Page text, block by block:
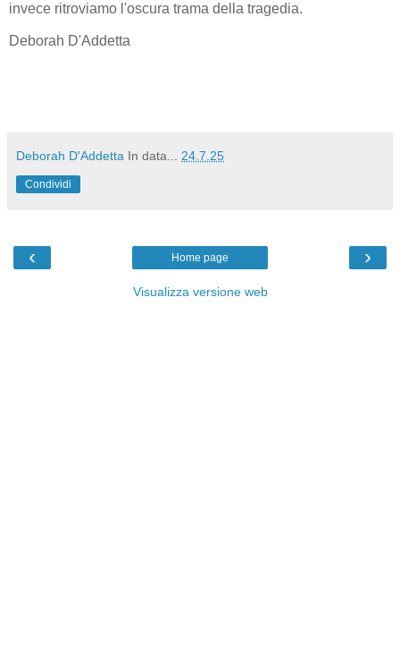
invece ritroviamo l'oscura trama della tragedia.
Deborah D'Addetta
Deborah D'Addetta In data... 24.7.25
Condividi
‹ ›
Home page
Visualizza versione web